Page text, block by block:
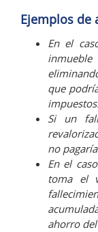
Ejemplos de
En el
que
impuestos.
Si un
no
En el
toma el
ahorro